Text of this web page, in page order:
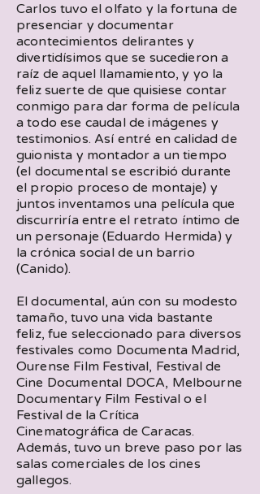
Carlos tuvo el olfato y la fortuna de
presenciar y documentar
acontecimientos delirantes y
divertidísimos que se sucedieron a
raíz de aquel llamamiento, y yo la
feliz suerte de que quisiese contar
conmigo para dar forma de película
a todo ese caudal de imágenes y
testimonios. Así entré en calidad de
guionista y montador a un tiempo
(el documental se escribió durante
el propio proceso de montaje) y
juntos inventamos una película que
discurriría entre el retrato íntimo de
un personaje (Eduardo Hermida) y
la crónica social de un barrio
(Canido).
El documental, aún con su modesto
tamaño, tuvo una vida bastante
feliz, fue seleccionado para diversos
festivales como Documenta Madrid,
Ourense Film Festival, Festival de
Cine Documental DOCA, Melbourne
Documentary Film Festival o el
Festival de la Crítica
Cinematográfica de Caracas.
Además, tuvo un breve paso por las
salas comerciales de los cines
gallegos.